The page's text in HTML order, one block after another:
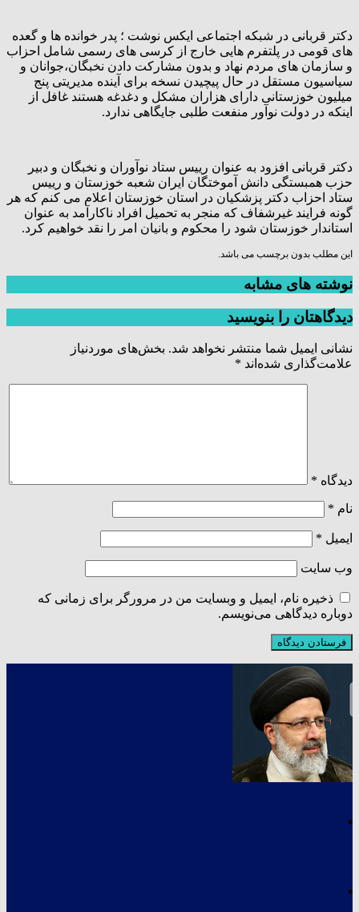
دکتر قربانی در شبکه اجتماعی ایکس نوشت ؛ پدر خوانده ها و گعده
های قومی در پلتفرم هایی خارج از کرسی های رسمی شامل احزاب
و سازمان های مردم نهاد و بدون مشارکت دادن نخبگان،جوانان و
سیاسیون مستقل در حال پیچیدن نسخه برای آینده مدیریتی پنج
میلیون خوزستانی دارای هزاران مشکل و دغدغه هستند غافل از
اینکه در دولت نوآور منفعت طلبی جایگاهی ندارد.
دکتر قربانی افزود به عنوان رییس ستاد نوآوران و نخبگان و دبیر
حزب همبستگی دانش آموختگان ایران شعبه خوزستان و رییس
ستاد احزاب دکتر پزشکیان در استان خوزستان اعلام می کنم که هر
گونه فرایند غیرشفاف که منجر به تحمیل افراد ناکارآمد به عنوان
استاندار خوزستان شود را محکوم و بانیان امر را نقد خواهیم کرد.
این مطلب بدون برچسب می باشد.
نوشته های مشابه
دیدگاهتان را بنویسید
نشانی ایمیل شما منتشر نخواهد شد. بخش‌های موردنیاز
علامت‌گذاری شده‌اند *
دیدگاه *
نام *
ایمیل *
وب‌ سایت
ذخیره نام، ایمیل و وبسایت من در مرورگر برای زمانی که
دوباره دیدگاهی می‌نویسم.